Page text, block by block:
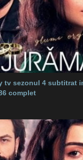
tv sezonul 4 subtitrat
complet